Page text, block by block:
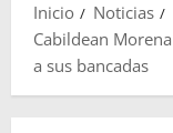
Inicio
Noticias
Cabildean
a sus bancadas